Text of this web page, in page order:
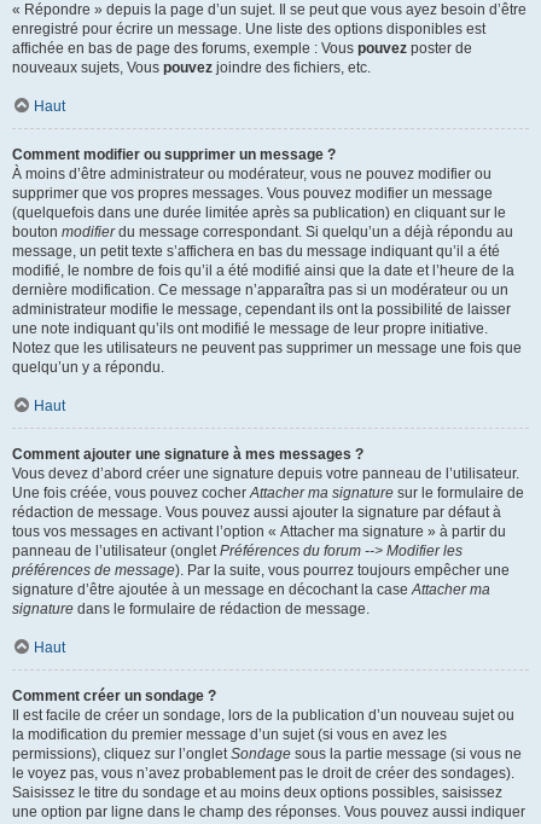
« Répondre » depuis la page d’un sujet. Il se peut que vous ayez besoin d’être
enregistré pour écrire un message. Une liste des options disponibles est
affichée en bas de page des forums, exemple : Vous pouvez poster de
nouveaux sujets, Vous pouvez joindre des fichiers, etc.
Haut
Comment modifier ou supprimer un message ?
À moins d’être administrateur ou modérateur, vous ne pouvez modifier ou
supprimer que vos propres messages. Vous pouvez modifier un message
(quelquefois dans une durée limitée après sa publication) en cliquant sur le
bouton modifierdu message correspondant. Si quelqu’un a déjà répondu au
message, un petit texte s’affichera en bas du message indiquant qu’il a été
modifié, le nombre de fois qu’il a été modifié ainsi que la date et l’heure de la
dernière modification. Ce message n’apparaîtra pas si un modérateur ou un
administrateur modifie le message, cependant ils ont la possibilité de laisser
une note indiquant qu’ils ont modifié le message de leur propre initiative.
Notez que les utilisateurs ne peuvent pas supprimer un message une fois que
quelqu’un y a répondu.
Haut
Comment ajouter une signature à mes messages ?
Vous devez d’abord créer une signature depuis votre panneau de l’utilisateur.
Une fois créée, vous pouvez cocherAttacher ma signature sur le formulaire de
rédaction de message. Vous pouvez aussi ajouter la signature par défaut à
tous vos messages en activant l’option « Attacher ma signature » à partir du
panneau de l’utilisateur (ongletPréférences du forum --> Modifier les
préférences de message). Par la suite, vous pourrez toujours empêcher une
signature d’être ajoutée à un message en décochant la caseAttacher ma
signature dans le formulaire de rédaction de message.
Haut
Comment créer un sondage ?
Il est facile de créer un sondage, lors de la publication d’un nouveau sujet ou
la modification du premier message d’un sujet (si vous en avez les
permissions), cliquez sur l’ongletSondage sous la partie message (si vous ne
le voyez pas, vous n’avez probablement pas le droit de créer des sondages).
Saisissez le titre du sondage et au moins deux options possibles, saisissez
une option par ligne dans le champ des réponses. Vous pouvez aussi indiquer